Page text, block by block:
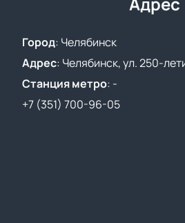
Город: Челябинск
Адрес: Челябинск, ул. 250-
Станция метро: -
+7 (351) 700-96-05